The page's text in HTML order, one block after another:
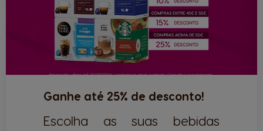
Ganhe até 25% de desconto!
Escolha as suas bebidas